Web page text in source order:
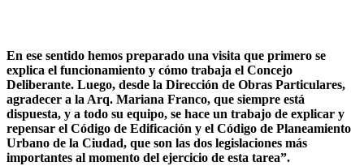
En ese sentido hemos preparado una visita que primero se
explica el funcionamiento y cómo trabaja el Concejo
Deliberante. Luego, desde la Dirección de Obras Particulares,
agradecer a la Arq. Mariana Franco, que siempre está
dispuesta, y a todo su equipo, se hace un trabajo de explicar y
repensar el Código de Edificación y el Código de Planeamiento
Urbano de la Ciudad, que son las dos legislaciones más
importantes al momento del ejercicio de esta tarea”.